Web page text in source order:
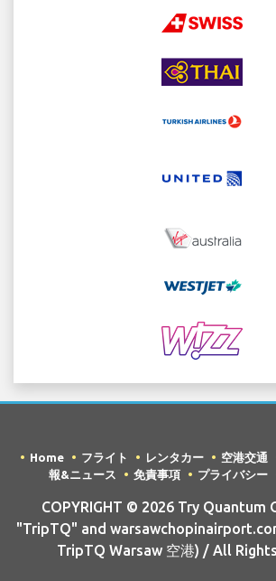
Home フライト レンタカー 空港交通
報&ニュース
免責事項 プライバシー
COPYRIGHT © 2026 Try Quantum
"TripTQ" and
TripTQ Warsaw 空港) / All